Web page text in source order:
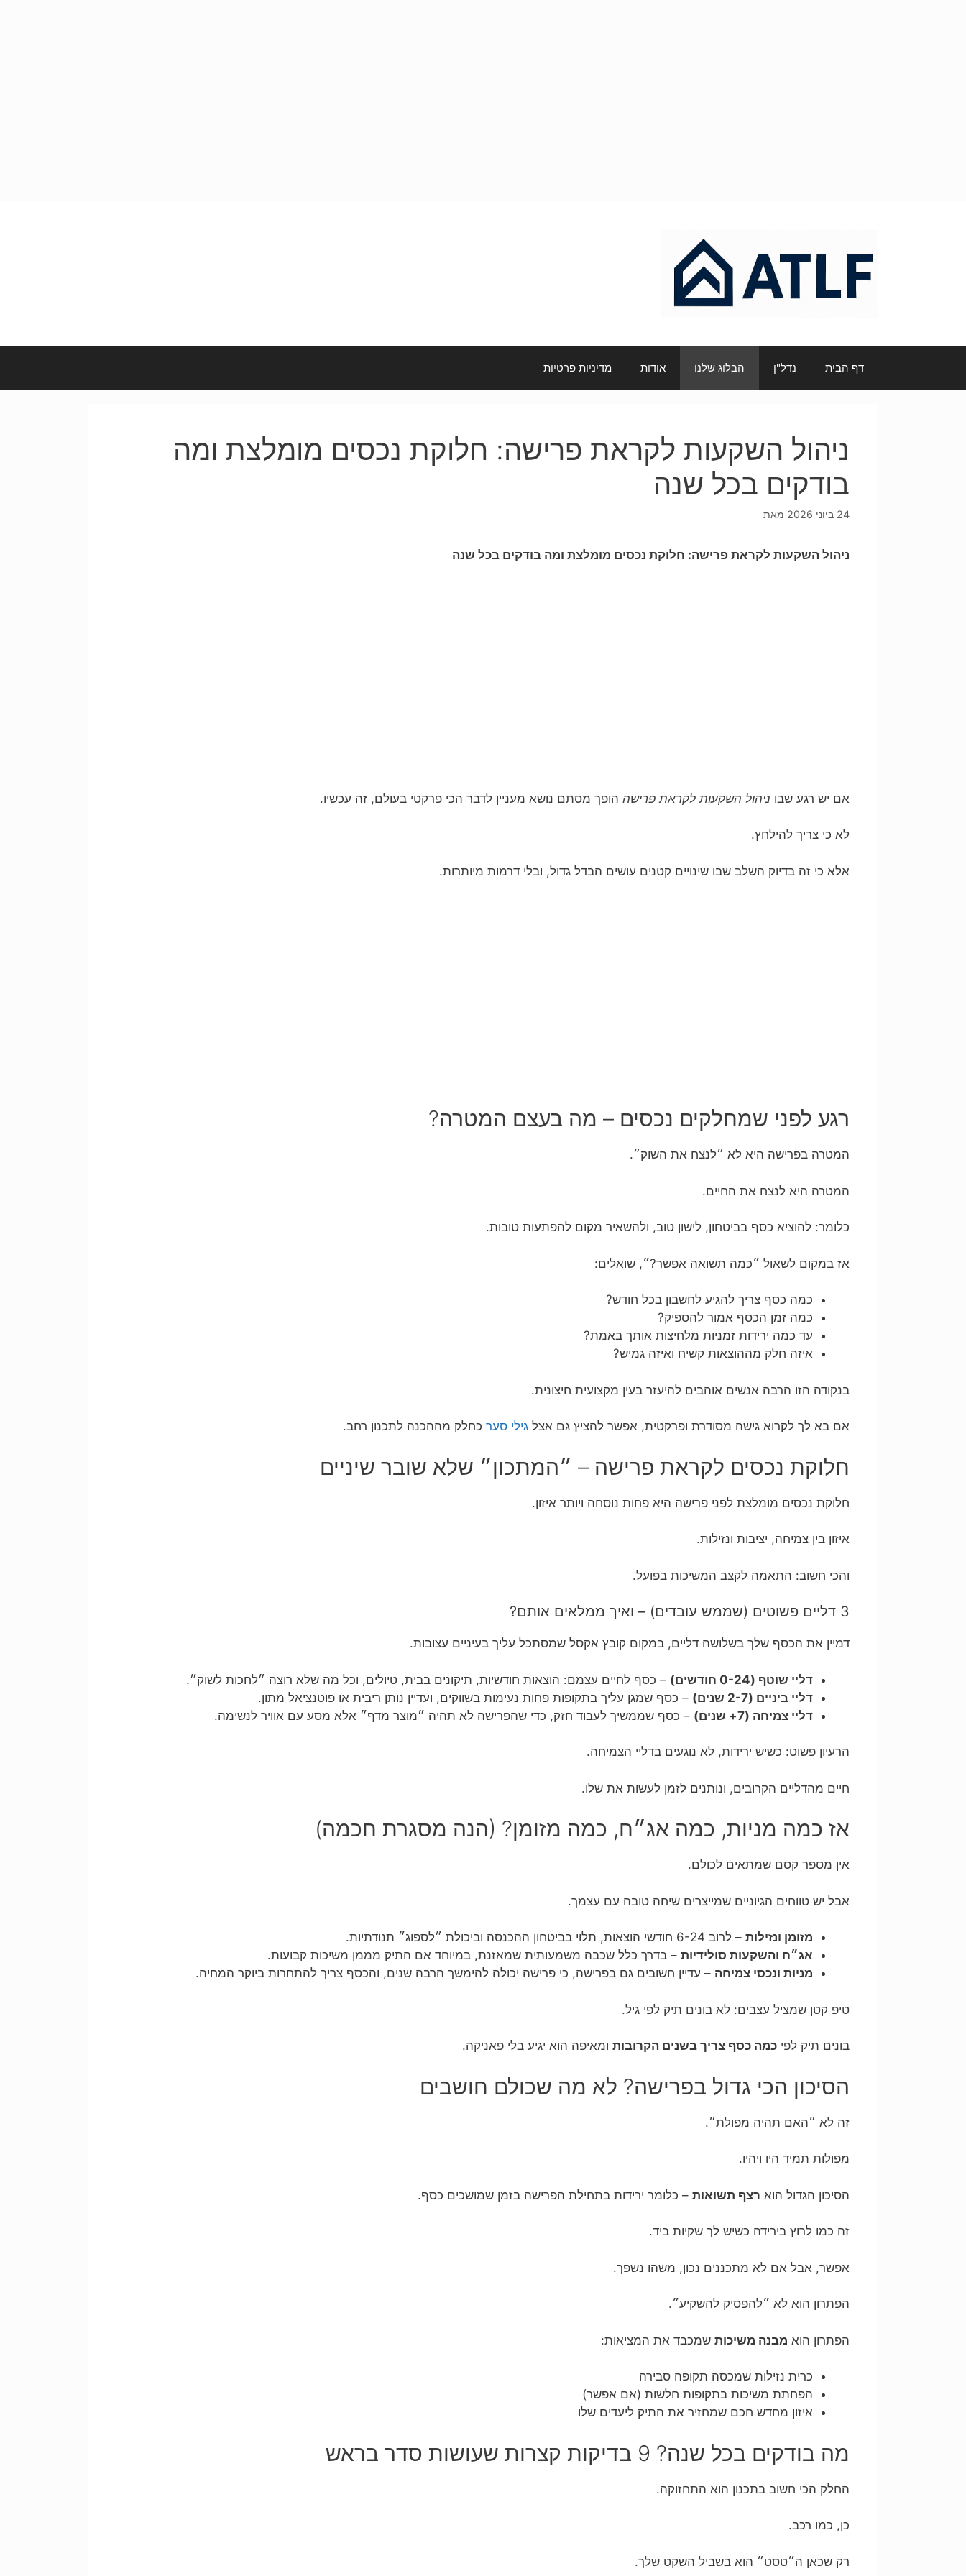
דף הבית נדל"ן הבלוג שלנו אודות מדיניות פרטיות
ניהול השקעות לקראת פרישה: חלוקת נכסים מומלצת ומה
בודקים בכל שנה
24 ביוני 2026 מאת
ניהול השקעות לקראת פרישה: חלוקת נכסים מומלצת ומה בודקים בכל שנה
אם יש רגע שבו ניהול השקעות לקראת פרישה הופך מסתם נושא מעניין לדבר הכי פרקטי בעולם, זה עכשיו.
לא כי צריך להילחץ.
אלא כי זה בדיוק השלב שבו שינויים קטנים עושים הבדל גדול, ובלי דרמות מיותרות.
רגע לפני שמחלקים נכסים – מה בעצם המטרה?
המטרה בפרישה היא לא ״לנצח את השוק״.
המטרה היא לנצח את החיים.
כלומר: להוציא כסף בביטחון, לישון טוב, ולהשאיר מקום להפתעות טובות.
אז במקום לשאול ״כמה תשואה אפשר?״, שואלים:
כמה כסף צריך להגיע לחשבון בכל חודש?
כמה זמן הכסף אמור להספיק?
עד כמה ירידות זמניות מלחיצות אותך באמת?
איזה חלק מההוצאות קשיח ואיזה גמיש?
בנקודה הזו הרבה אנשים אוהבים להיעזר בעין מקצועית חיצונית.
אם בא לך לקרוא גישה מסודרת ופרקטית, אפשר להציץ גם אצל גילי סער כחלק מההכנה לתכנון רחב.
חלוקת נכסים לקראת פרישה – ״המתכון״ שלא שובר שיניים
חלוקת נכסים מומלצת לפני פרישה היא פחות נוסחה ויותר איזון.
איזון בין צמיחה, יציבות ונזילות.
והכי חשוב: התאמה לקצב המשיכות בפועל.
3 דליים פשוטים (שממש עובדים) – ואיך ממלאים אותם?
דמיין את הכסף שלך בשלושה דליים, במקום קובץ אקסל שמסתכל עליך בעיניים עצובות.
דליי שוטף (0-24 חודשים)
– כסף לחיים עצמם: הוצאות חודשיות, תיקונים בבית, טיולים, וכל מה שלא רוצה ״לחכות לשוק״.
דליי ביניים (2-7 שנים)
– כסף שמגן עליך בתקופות פחות נעימות בשווקים, ועדיין נותן ריבית או פוטנציאל מתון.
דליי צמיחה (7+ שנים)
– כסף שממשיך לעבוד חזק, כדי שהפרישה לא תהיה ״מוצר מדף״ אלא מסע עם אוויר לנשימה.
הרעיון פשוט: כשיש ירידות, לא נוגעים בדליי הצמיחה.
חיים מהדליים הקרובים, ונותנים לזמן לעשות את שלו.
אז כמה מניות, כמה אג״ח, כמה מזומן? (הנה מסגרת חכמה)
אין מספר קסם שמתאים לכולם.
אבל יש טווחים הגיוניים שמייצרים שיחה טובה עם עצמך.
מזומן ונזילות – לרוב 6-24 חודשי הוצאות, תלוי בביטחון ההכנסה וביכולת ״לספוג״ תנודתיות.
אג״ח והשקעות סולידיות – בדרך כלל שכבה משמעותית שמאזנת, במיוחד אם התיק מממן משיכות קבועות.
מניות ונכסי צמיחה – עדיין חשובים גם בפרישה, כי פרישה יכולה להימשך הרבה שנים, והכסף צריך להתחרות ביוקר המחיה.
טיפ קטן שמציל עצבים: לא בונים תיק לפי גיל.
בונים תיק לפי כמה כסף צריך בשנים הקרובות ומאיפה הוא יגיע בלי פאניקה.
הסיכון הכי גדול בפרישה? לא מה שכולם חושבים
זה לא ״האם תהיה מפולת״.
מפולות תמיד היו ויהיו.
הסיכון הגדול הוא רצף תשואות – כלומר ירידות בתחילת הפרישה בזמן שמושכים כסף.
זה כמו לרוץ בירידה כשיש לך שקיות ביד.
אפשר, אבל אם לא מתכננים נכון, משהו נשפך.
הפתרון הוא לא ״להפסיק להשקיע״.
הפתרון הוא מבנה משיכות שמכבד את המציאות:
כרית נזילות שמכסה תקופה סבירה
הפחתת משיכות בתקופות חלשות (אם אפשר)
איזון מחדש חכם שמחזיר את התיק ליעדים שלו
מה בודקים בכל שנה? 9 בדיקות קצרות שעושות סדר בראש
החלק הכי חשוב בתכנון הוא התחזוקה.
כן, כמו רכב.
רק שכאן ה״טסט״ הוא בשביל השקט שלך.